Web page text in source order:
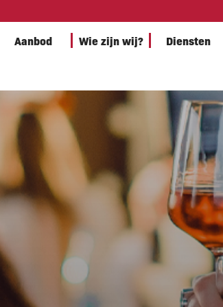
Aanbod Wie zijn wij? Diensten